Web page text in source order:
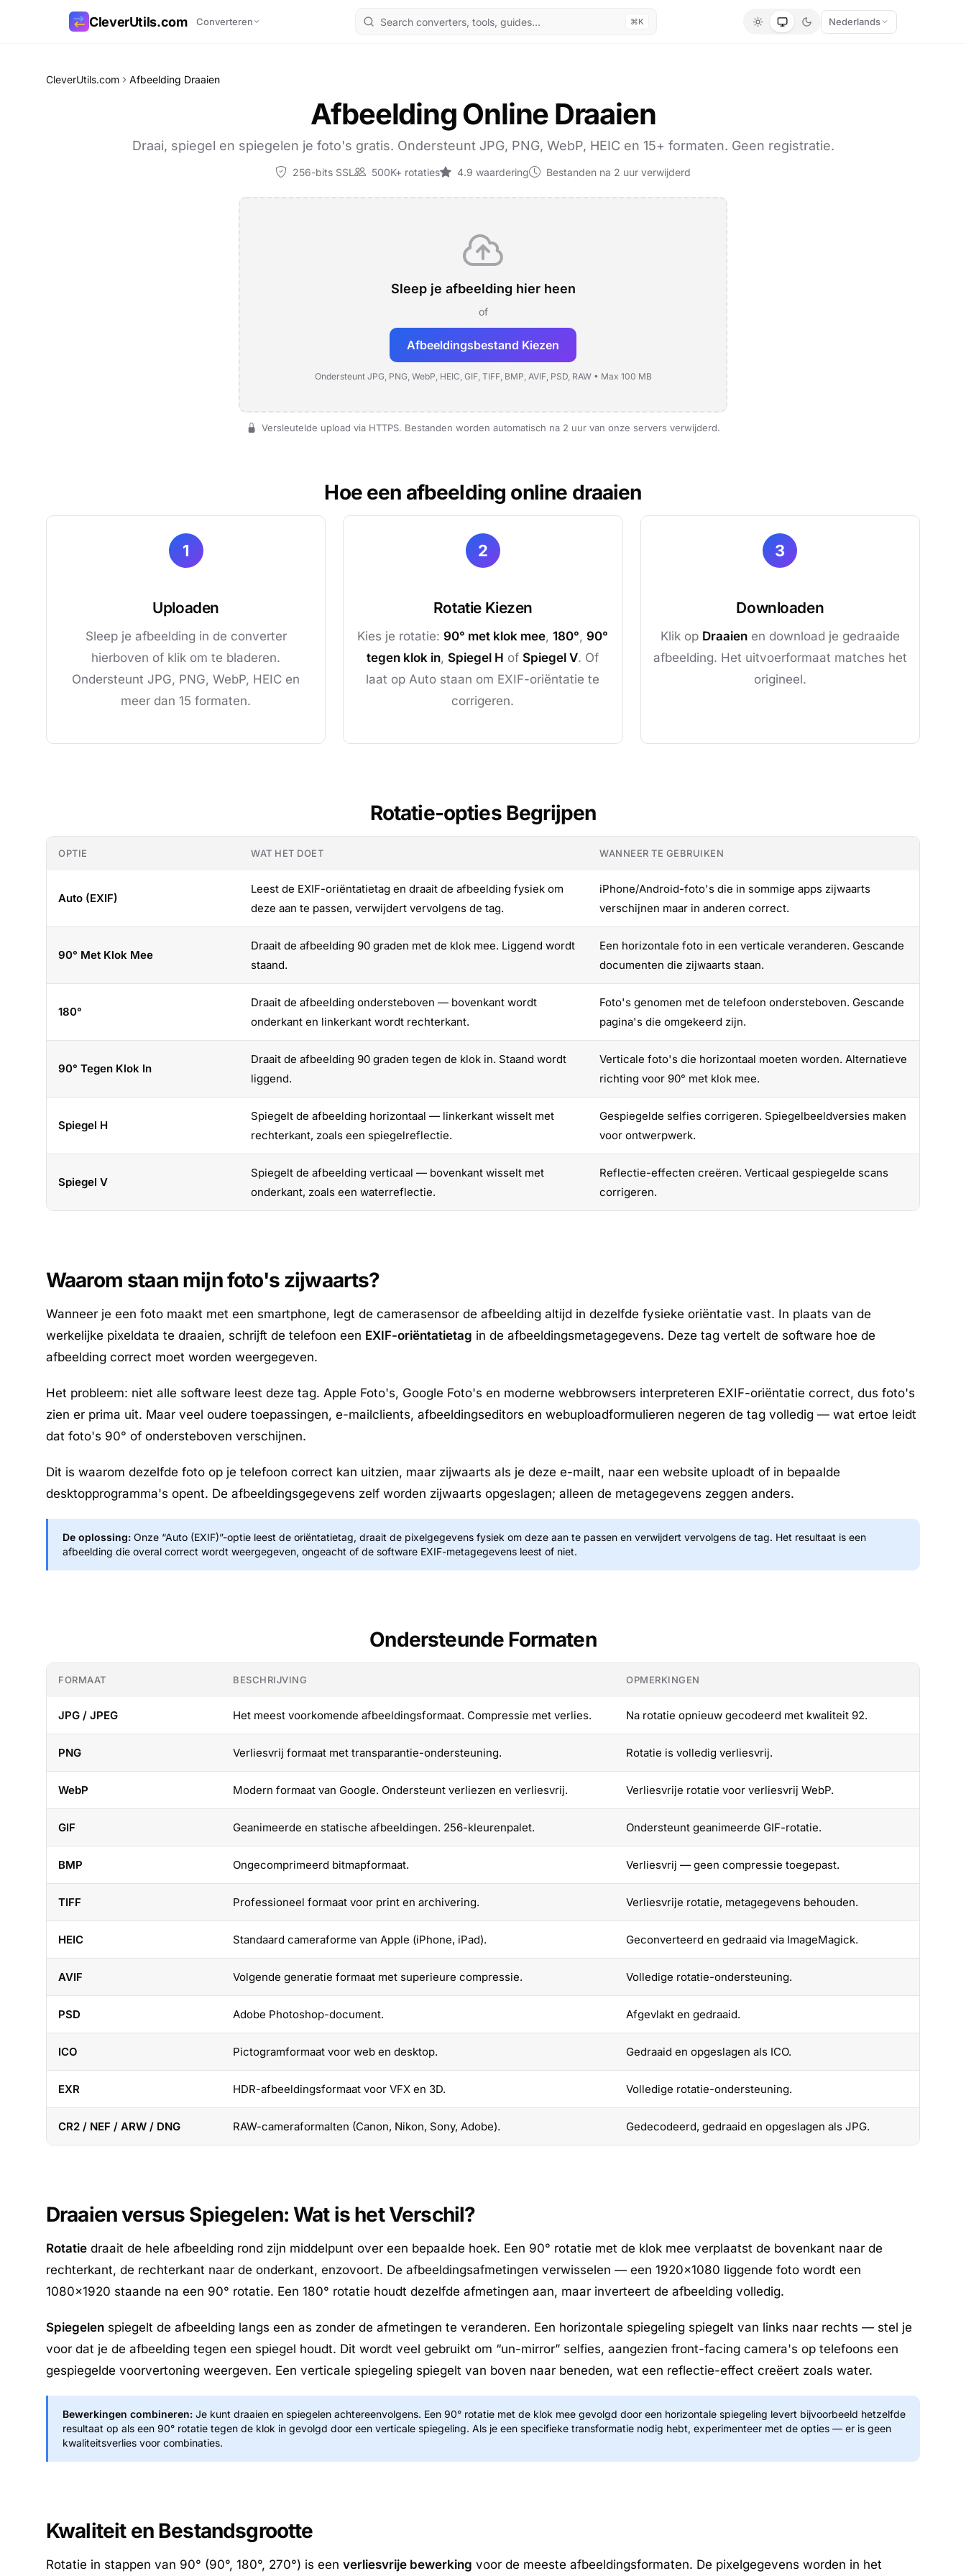
CleverUtils.com Converteren ⌘K Nederlands
CleverUtils.com Afbeelding Draaien
Afbeelding Online Draaien
Draai, spiegel en spiegelen je foto's gratis. Ondersteunt JPG, PNG, WebP, HEIC en 15+ formaten. Geen registratie.
256-bits SSL 500K+ rotaties 4.9 waardering Bestanden na 2 uur verwijderd
Sleep je afbeelding hier heen
of
Afbeeldingsbestand Kiezen
Ondersteunt JPG, PNG, WebP, HEIC, GIF, TIFF, BMP, AVIF, PSD, RAW • Max 100 MB
Versleutelde upload via HTTPS. Bestanden worden automatisch na 2 uur van onze servers verwijderd.
Hoe een afbeelding online draaien
1
Uploaden
Sleep je afbeelding in de converter
hierboven of klik om te bladeren.
Ondersteunt JPG, PNG, WebP, HEIC en
meer dan 15 formaten.
2
Rotatie Kiezen
Kies je rotatie:90° met klok mee,180°,90°
tegen klok in,Spiegel H ofSpiegel V. Of
laat op Auto staan om EXIF-oriëntatie te
corrigeren.
3
Downloaden
Klik op Draaienen download je gedraaide
afbeelding. Het uitvoerformaat matches het
origineel.
Rotatie-opties Begrijpen
OPTIE WAT HET DOET WANNEER TE GEBRUIKEN
Auto (EXIF)
Leest de EXIF-oriëntatietag en draait de afbeelding fysiek om
deze aan te passen, verwijdert vervolgens de tag.
iPhone/Android-foto's die in sommige apps zijwaarts
verschijnen maar in anderen correct.
90° Met Klok Mee
Draait de afbeelding 90 graden met de klok mee. Liggend wordt
staand.
Een horizontale foto in een verticale veranderen. Gescande
documenten die zijwaarts staan.
180°
Draait de afbeelding ondersteboven — bovenkant wordt
onderkant en linkerkant wordt rechterkant.
Foto's genomen met de telefoon ondersteboven. Gescande
pagina's die omgekeerd zijn.
90° Tegen Klok In
Draait de afbeelding 90 graden tegen de klok in. Staand wordt
liggend.
Verticale foto's die horizontaal moeten worden. Alternatieve
richting voor 90° met klok mee.
Spiegel H
Spiegelt de afbeelding horizontaal — linkerkant wisselt met
rechterkant, zoals een spiegelreflectie.
Gespiegelde selfies corrigeren. Spiegelbeeldversies maken
voor ontwerpwerk.
Spiegel V
Spiegelt de afbeelding verticaal — bovenkant wisselt met
onderkant, zoals een waterreflectie.
Reflectie-effecten creëren. Verticaal gespiegelde scans
corrigeren.
Waarom staan mijn foto's zijwaarts?
Wanneer je een foto maakt met een smartphone, legt de camerasensor de afbeelding altijd in dezelfde fysieke oriëntatie vast. In plaats van de
werkelijke pixeldata te draaien, schrijft de telefoon een EXIF-oriëntatietag in de afbeeldingsmetagegevens. Deze tag vertelt de software hoe de
afbeelding correct moet worden weergegeven.
Het probleem: niet alle software leest deze tag. Apple Foto's, Google Foto's en moderne webbrowsers interpreteren EXIF-oriëntatie correct, dus foto's
zien er prima uit. Maar veel oudere toepassingen, e-mailclients, afbeeldingseditors en webuploadformulieren negeren de tag volledig — wat ertoe leidt
dat foto's 90° of ondersteboven verschijnen.
Dit is waarom dezelfde foto op je telefoon correct kan uitzien, maar zijwaarts als je deze e-mailt, naar een website uploadt of in bepaalde
desktopprogramma's opent. De afbeeldingsgegevens zelf worden zijwaarts opgeslagen; alleen de metagegevens zeggen anders.
De oplossing: Onze “Auto (EXIF)”-optie leest de oriëntatietag, draait de pixelgegevens fysiek om deze aan te passen en verwijdert vervolgens de tag. Het resultaat is een
afbeelding die overal correct wordt weergegeven, ongeacht of de software EXIF-metagegevens leest of niet.
Ondersteunde Formaten
FORMAAT BESCHRIJVING OPMERKINGEN
JPG / JPEG Het meest voorkomende afbeeldingsformaat. Compressie met verlies. Na rotatie opnieuw gecodeerd met kwaliteit 92.
PNG Verliesvrij formaat met transparantie-ondersteuning. Rotatie is volledig verliesvrij.
WebP Modern formaat van Google. Ondersteunt verliezen en verliesvrij. Verliesvrije rotatie voor verliesvrij WebP.
GIF Geanimeerde en statische afbeeldingen. 256-kleurenpalet. Ondersteunt geanimeerde GIF-rotatie.
BMP Ongecomprimeerd bitmapformaat. Verliesvrij — geen compressie toegepast.
TIFF Professioneel formaat voor print en archivering. Verliesvrije rotatie, metagegevens behouden.
HEIC Standaard cameraforme van Apple (iPhone, iPad). Geconverteerd en gedraaid via ImageMagick.
AVIF Volgende generatie formaat met superieure compressie. Volledige rotatie-ondersteuning.
PSD Adobe Photoshop-document. Afgevlakt en gedraaid.
ICO Pictogramformaat voor web en desktop. Gedraaid en opgeslagen als ICO.
EXR HDR-afbeeldingsformaat voor VFX en 3D. Volledige rotatie-ondersteuning.
CR2 / NEF / ARW / DNG RAW-cameraformalten (Canon, Nikon, Sony, Adobe). Gedecodeerd, gedraaid en opgeslagen als JPG.
Draaien versus Spiegelen: Wat is het Verschil?
Rotatie draait de hele afbeelding rond zijn middelpunt over een bepaalde hoek. Een 90° rotatie met de klok mee verplaatst de bovenkant naar de
rechterkant, de rechterkant naar de onderkant, enzovoort. De afbeeldingsafmetingen verwisselen — een 1920×1080 liggende foto wordt een
1080×1920 staande na een 90° rotatie. Een 180° rotatie houdt dezelfde afmetingen aan, maar inverteert de afbeelding volledig.
Spiegelen spiegelt de afbeelding langs een as zonder de afmetingen te veranderen. Een horizontale spiegeling spiegelt van links naar rechts — stel je
voor dat je de afbeelding tegen een spiegel houdt. Dit wordt veel gebruikt om “un-mirror” selfies, aangezien front-facing camera's op telefoons een
gespiegelde voorvertoning weergeven. Een verticale spiegeling spiegelt van boven naar beneden, wat een reflectie-effect creëert zoals water.
Bewerkingen combineren: Je kunt draaien en spiegelen achtereenvolgens. Een 90° rotatie met de klok mee gevolgd door een horizontale spiegeling levert bijvoorbeeld hetzelfde
resultaat op als een 90° rotatie tegen de klok in gevolgd door een verticale spiegeling. Als je een specifieke transformatie nodig hebt, experimenteer met de opties — er is geen
kwaliteitsverlies voor combinaties.
Kwaliteit en Bestandsgrootte
Rotatie in stappen van 90° (90°, 180°, 270°) is een verliesvrije bewerking voor de meeste afbeeldingsformaten. De pixelgegevens worden in het